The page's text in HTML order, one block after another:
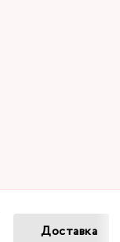
Доставка